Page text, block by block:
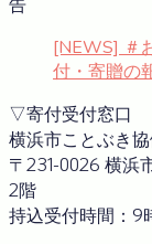
[NEWS] ＃
付・寄贈の
▽寄付受付窓口
横浜市ことぶき
〒231-0026 横浜
2階
持込受付時間：9